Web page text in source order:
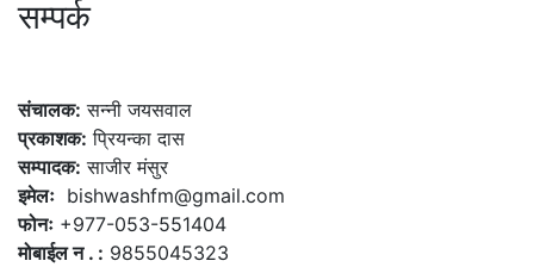
सम्पर्क
संचालक: सन्नी जयसवाल
प्रकाशक: प्रियन्का दास
सम्पादक: साजीर मंसुर
इमेलः bishwashfm@gmail.com
फोनः +977-053-551404
मोबाईल न . : 9855045323